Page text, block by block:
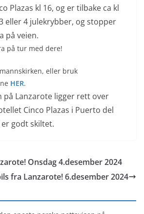
Plazas kl 16, og er tilbake ca kl
eller 4 julekrybber, og stopper
på veien.
på tur med dere!
eller bruk
HER.
på Lanzarote ligger rett over
Cinco Plazas i Puerto del
godt skiltet.
Onsdag 4.desember 2024
fra Lanzarote! 6.desember 2024